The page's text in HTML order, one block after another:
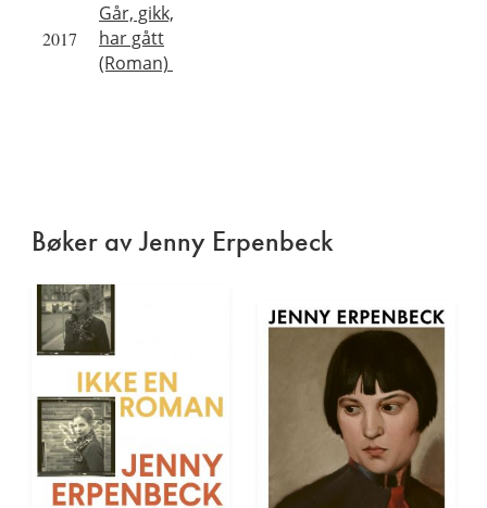
2017
Går, gikk,
har gått
(Roman)
Bøker av Jenny Erpenbeck